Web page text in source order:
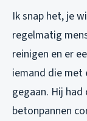
Ik snap het, je
regelmatig
reinigen en er
iemand die met
gegaan. Hij
betonpannen